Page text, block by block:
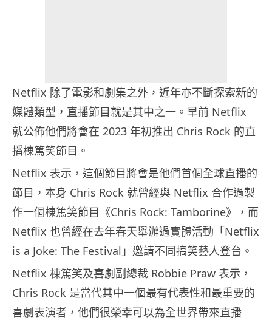
Netflix 除了電影和劇集之外，近年亦不斷探索新的
媒體類型，直播節目就是其中之一。早前 Netflix
就公佈他們將會在 2023 年初推出 Chris Rock 的直
播棟篤笑節目。
Netflix 表示，這個節目將會是他們首個全球直播的
節目，本身 Chris Rock 就曾經與 Netflix 合作過製
作一個棟篤笑節目《Chris Rock: Tamborine》，而
Netflix 也曾經在去年春天舉辦過實體活動「Netflix
is a Joke: The Festival」邀請不同搞笑藝人登台。
Netflix 棟篤笑及喜劇副總裁 Robbie Praw 表示，
Chris Rock 是當代其中一個最有代表性和最重要的
喜劇表演者，他們很榮幸可以為全世界帶來直播